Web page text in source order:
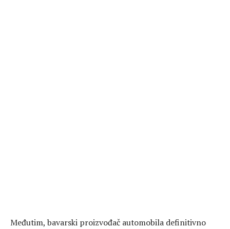
Međutim, bavarski proizvođač automobila definitivno